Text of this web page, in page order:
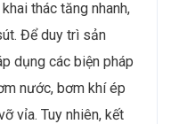
thác tăng nhanh,
Để duy trì sản
dụng các biện pháp
nước, bơm khí ép
vỉa. Tuy nhiên, kết